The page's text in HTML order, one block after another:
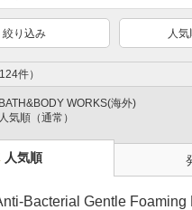
絞り込み 人気
124件）
BATH&BODY WORKS(海外)
人気順（通常）
人気順
Bacterial Gentle Foaming